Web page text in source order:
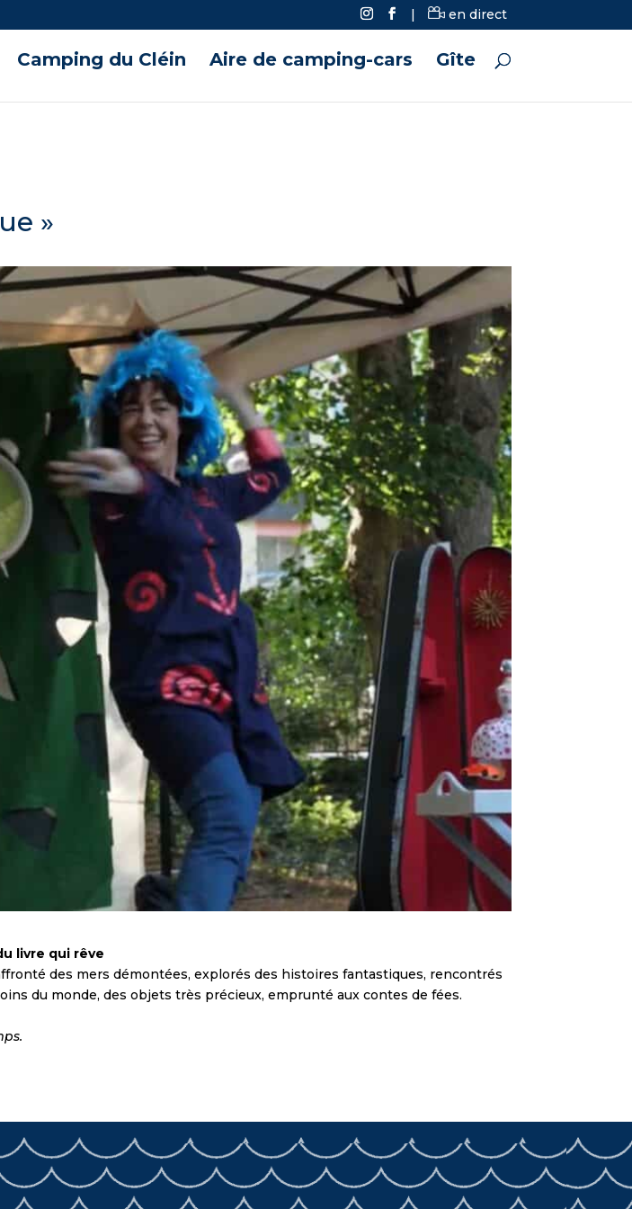
| en direct
Camping du Cléin Aire de camping-cars Gîte
»
livre qui rêve
des mers démontées, explorés des histoires fantastiques, rencontrés
du monde, des objets très précieux, emprunté aux contes de fées.